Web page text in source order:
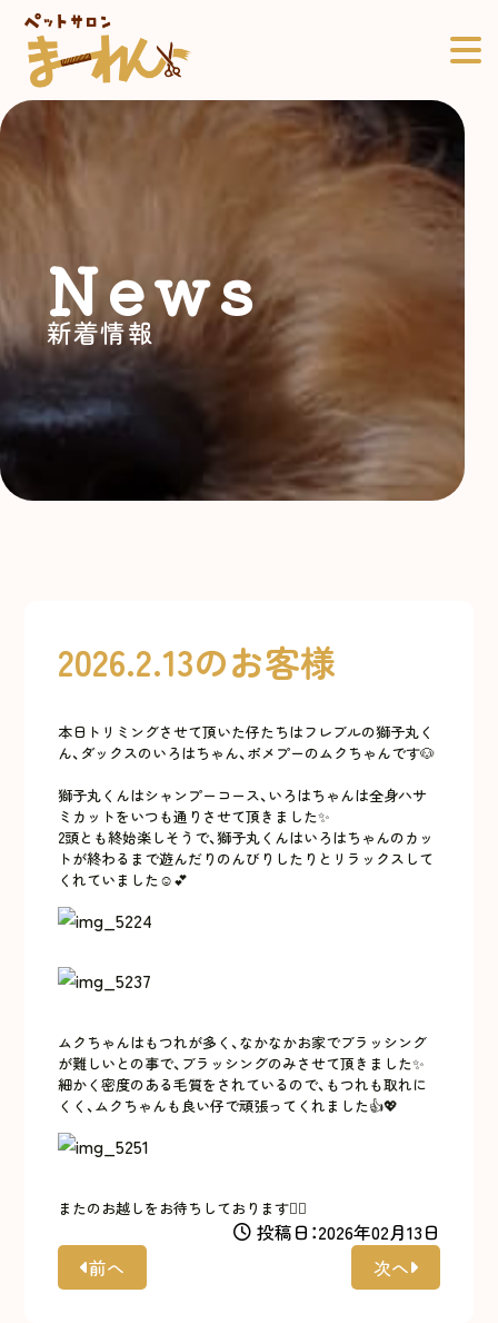
新着情報
News
2026.2.13のお客様
本日トリミングさせて頂いた仔たちはフレブルの獅子丸く
ん、ダックスのいろはちゃん、ポメプーのムクちゃんです🐶
獅子丸くんはシャンプーコース、いろはちゃんは全身ハサ
ミカットをいつも通りさせて頂きました✨
2頭とも終始楽しそうで、獅子丸くんはいろはちゃんのカッ
トが終わるまで遊んだりのんびりしたりとリラックスして
くれていました☺️💕
ムクちゃんはもつれが多く、なかなかお家でブラッシング
が難しいとの事で、ブラッシングのみさせて頂きました✨
細かく密度のある毛質をされているので、もつれも取れに
くく、ムクちゃんも良い仔で頑張ってくれました👍💖
またのお越しをお待ちしております🙇‍♀️
投稿日：2026年02月13日
前へ
次へ